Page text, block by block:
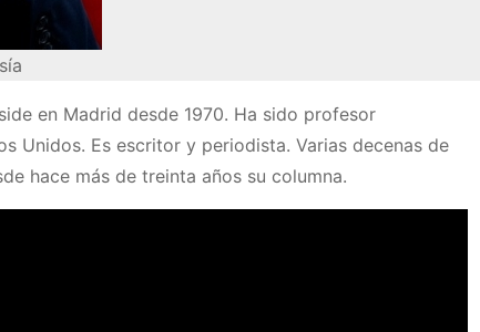
en Madrid desde 1970. Ha sido profesor
Unidos. Es escritor y periodista. Varias decenas de
hace más de treinta años su columna.